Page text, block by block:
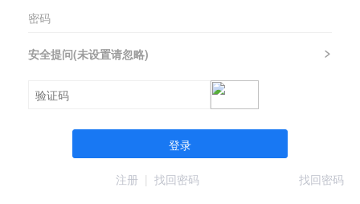
安全提问(未设置请忽略)
登录
注册 | 找回密码 找回密码